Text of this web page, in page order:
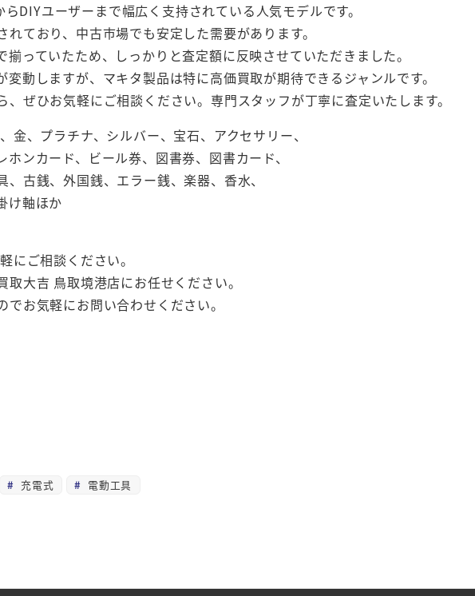
DIYユーザーまで幅広く支持されている人気モデルです。
ており、中古市場でも安定した需要があります。
っていたため、しっかりと査定額に反映させていただきました。
動しますが、マキタ製品は特に高価買取が期待できるジャンルです。
ぜひお気軽にご相談ください。専門スタッフが丁寧に査定いたします。
、プラチナ、シルバー、宝石、アクセサリー、
ンカード、ビール券、図書券、図書カード、
古銭、外国銭、エラー銭、楽器、香水、
け軸ほか
にご相談ください。
大吉 鳥取境港店にお任せください。
お気軽にお問い合わせください。
充電式 電動工具